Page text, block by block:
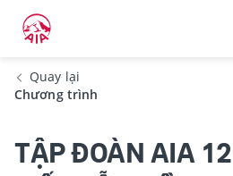
Quay lại
Chương trình
TẬP ĐOÀN AIA